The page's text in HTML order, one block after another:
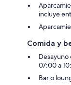
incluye
Comida y
07:00 a
Bar o